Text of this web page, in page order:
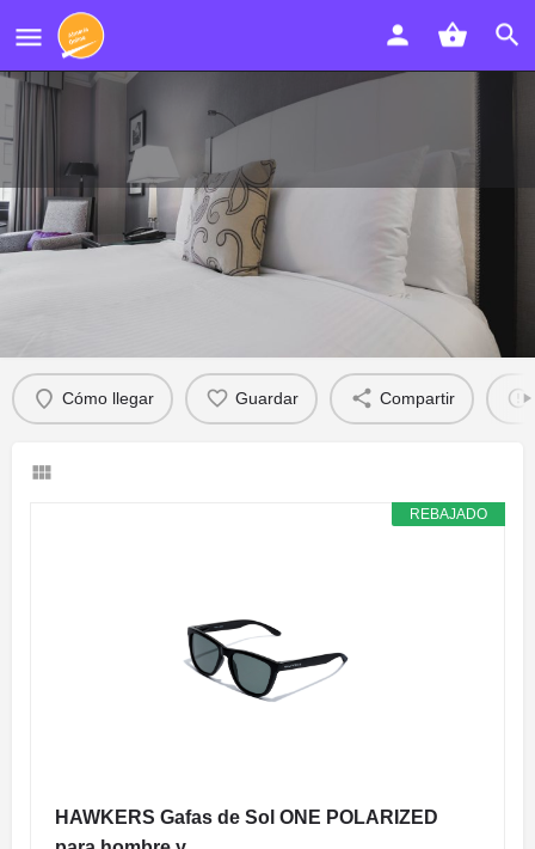
VILLADULCE ALOJAME
AGUADULCE
Cómo llegar Guardar Compartir
REBAJADO
HAWKERS Gafas de Sol ONE POLARIZED